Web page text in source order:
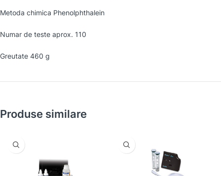
Metoda chimica Phenolphthalein
Numar de teste aprox. 110
Greutate 460 g
Produse similare